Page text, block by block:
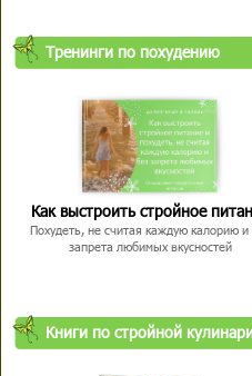
Тренинги по похудению
Как выстроить стройное
Похудеть, не считая каждую калорию и
запрета любимых вкусностей
Книги по стройной